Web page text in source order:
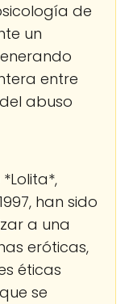
de
un
entre
abuso
han sido
a una
eróticas,
éticas
se